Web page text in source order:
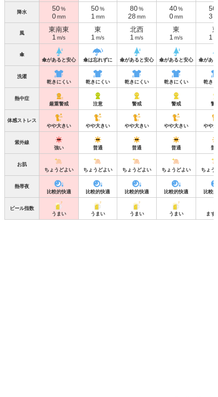
降水 50%
0mm
50%
1 mm
80%
28 mm
40%
0mm
50
3
風
東南東
1 m/s
東
1 m/s
北西
1 m/s
東
1 m/s
1
傘
傘があると安心
傘は忘れずに 傘があると安心 傘があると安心 傘があ
洗濯
乾きにくい
乾きにくい 乾きにくい 乾きにくい 乾き
熱中症
厳重警戒
注意 警戒 警戒 警
体感ストレス
やや大きい
やや大きい やや大きい やや大きい やや
紫外線
強い
普通 普通 普通 普
お肌
ちょうどよい
ちょうどよい ちょうどよい ちょうどよい ちょう
熱帯夜
比較的快適
比較的快適 比較的快適 比較的快適 比較
ビール指数
うまい
うまい うまい うまい まず